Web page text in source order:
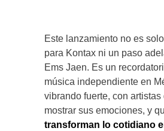
Este lanzamiento no es
para Kontax ni un paso
Ems Jaen. Es un
música independiente en
vibrando fuerte, con artistas
mostrar sus emociones, y
transforman lo cotidiano